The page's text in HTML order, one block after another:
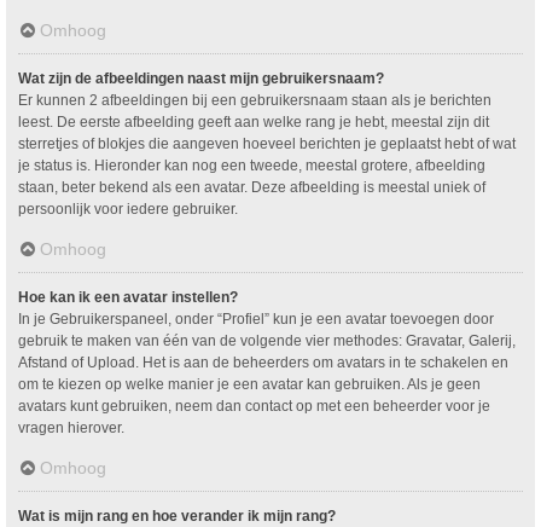
Omhoog
Wat zijn de afbeeldingen naast mijn gebruikersnaam?
Er kunnen 2 afbeeldingen bij een gebruikersnaam staan als je berichten
leest. De eerste afbeelding geeft aan welke rang je hebt, meestal zijn dit
sterretjes of blokjes die aangeven hoeveel berichten je geplaatst hebt of wat
je status is. Hieronder kan nog een tweede, meestal grotere, afbeelding
staan, beter bekend als een avatar. Deze afbeelding is meestal uniek of
persoonlijk voor iedere gebruiker.
Omhoog
Hoe kan ik een avatar instellen?
In je Gebruikerspaneel, onder “Profiel” kun je een avatar toevoegen door
gebruik te maken van één van de volgende vier methodes: Gravatar, Galerij,
Afstand of Upload. Het is aan de beheerders om avatars in te schakelen en
om te kiezen op welke manier je een avatar kan gebruiken. Als je geen
avatars kunt gebruiken, neem dan contact op met een beheerder voor je
vragen hierover.
Omhoog
Wat is mijn rang en hoe verander ik mijn rang?